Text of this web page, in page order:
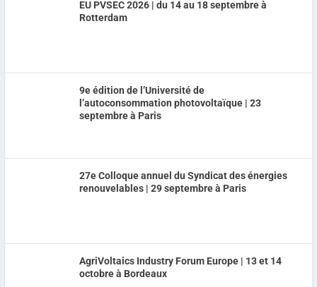
EU PVSEC 2026 | du 14 au 18 septembre à
Rotterdam
9e édition de l’Université de
l’autoconsommation photovoltaïque | 23
septembre à Paris
27e Colloque annuel du Syndicat des énergies
renouvelables | 29 septembre à Paris
AgriVoltaics Industry Forum Europe | 13 et 14
octobre à Bordeaux